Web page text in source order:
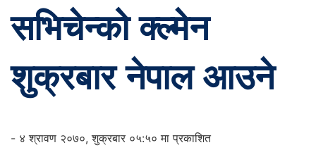
सभिचेन्को क्ल्मेन
शुक्रबार नेपाल आउने
- ४ श्रावण २०७०, शुक्रबार ०५:५० मा प्रकाशित